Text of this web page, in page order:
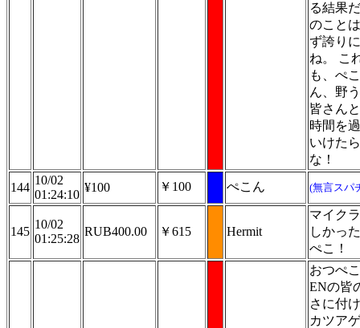
る結果
のこと
ず誇り
ね。 こ
も、ぺ
ん、野
皆さん
時間を
いけた
な！
144
10/02
01:24:10
¥100 ￥100 ぺこん (無言スパ
145
10/02
01:25:28
RUB400.00 ￥615 Hermit
マイク
しかっ
ぺこ！
おつぺ
ENの皆
さに付
カツア